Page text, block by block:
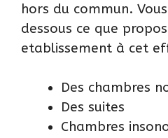
hors du commun.
dessous ce que
etablissement à cet
Des chambres
Des suites
Chambres